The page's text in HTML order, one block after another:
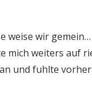
weise wir
mich weiters auf
und fuhlte